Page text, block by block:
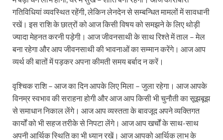
गतिविधियां व्यवस्थित रहेंगी, लेकिन लेनदेन से सम्बन्धित मामलों में सावधानी
रखें। इस राशि के छात्रों को आज किसी विषय को समझने के लिए थोड़ी
ज्यादा मेहनत करनी पड़ेगी। आज जीवनसाथी के साथ रिश्ते में ताल – मेल
बना रहेगा और आप जीवनसाथी की भावनाओं का सम्मान करेंगे। आज आप
व्यर्थ की बातों में पड़कर अपना कीमती समय बर्बाद न करें।
वृश्चिक राशि – आज का दिन आपके लिए मिला – जुला रहेगा। आज आपके
विनम्र स्वभाव की सराहना होगी और आज आप किसी भी चुनौती का सूझबूझ
से समाधान निकाल लेंगे। आज आप व्यस्तता के बावजूद अपने व्यक्तिगत
कार्यों को भी सहज तरीके से निपटा लेंगे। आज आप खर्चों के साथ-साथ
अपनी आर्थिक स्थिति का भी ध्यान रखें। आज आपको आर्थिक लाभ के